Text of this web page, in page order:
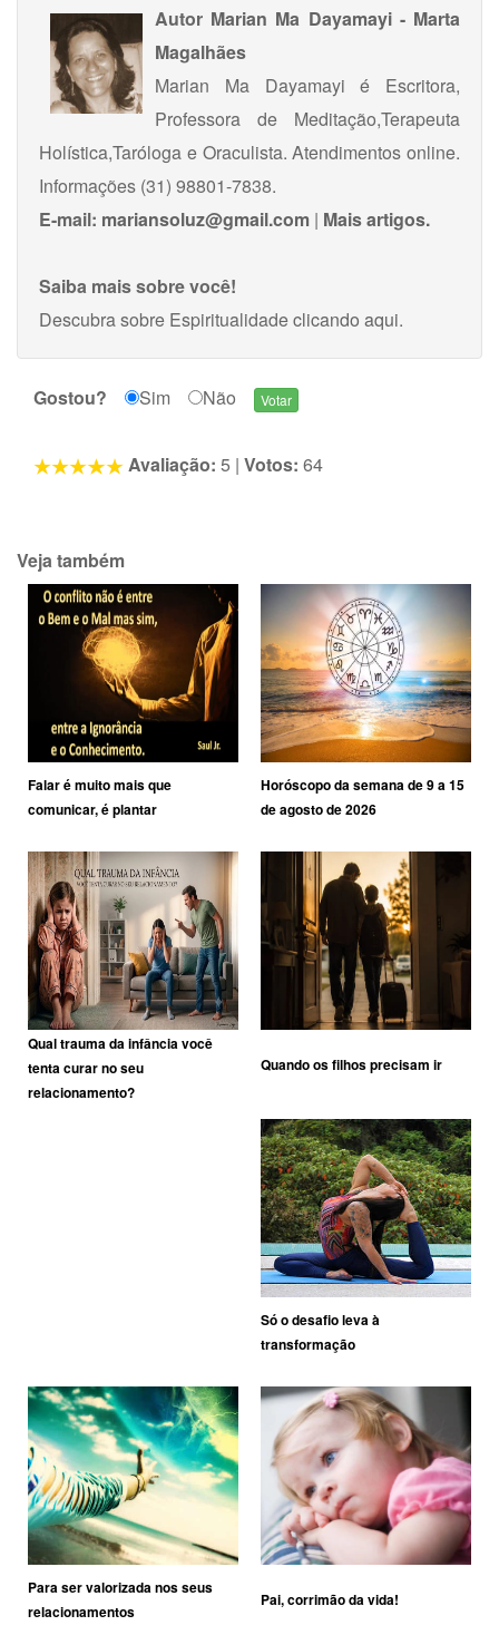
Autor Marian Ma Dayamayi - Marta
Magalhães
Marian Ma Dayamayi é Escritora,
Professora de Meditação,Terapeuta
Holística,Taróloga e Oraculista. Atendimentos online.
Informações (31) 98801-7838.
E-mail: mariansoluz@gmail.com | Mais artigos.
Saiba mais sobre você!
Descubra sobre Espiritualidadeclicando aqui.
Gostou? Sim Não
Avaliação: 5 | Votos: 64
Veja também
Falar é muito mais que
comunicar, é plantar
Horóscopo da semana de 9 a 15
de agosto de 2026
Qual trauma da infância você
tenta curar no seu
relacionamento?
Quando os filhos precisam ir
Só o desafio leva à
transformação
Para ser valorizada nos seus
relacionamentos
Pai, corrimão da vida!